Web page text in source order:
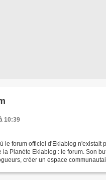
10:39
le forum officiel d'Eklablog n'existait
la Planète Eklablog : le forum. Son
créer un espace